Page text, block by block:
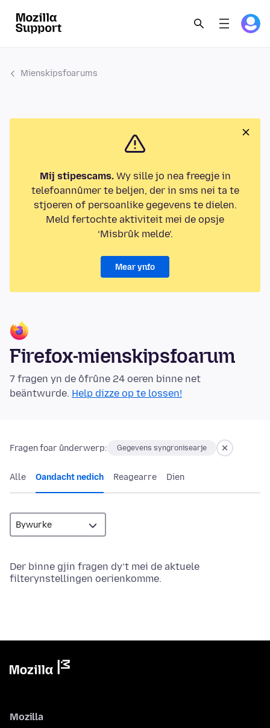
Mienskipsfoarums
Mij stipescams.Wy sille jo nea freegje in
telefoannûmer te beljen, der in sms nei ta te
stjoeren of persoanlike gegevens te dielen.
Meld fertochte aktiviteit mei de opsje
‘Misbrûk melde’.
Mear ynfo
Firefox-mienskipsfoarum
7 fragen yn de ôfrûne 24 oeren binne net
beäntwurde. Help dizze op te lossen!
Fragen foar ûnderwerp: Gegevens syngronisearje
Alle Oandacht nedich Reagearre Dien
Der binne gjin fragen dy’t mei de aktuele
filterynstellingen oerienkomme.
Mozilla